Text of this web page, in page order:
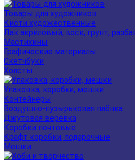
Товары для художников
Кисти художественные
Лак акриловый, воск, грунт,
Мастихины
Графические материалы
Скетчбуки
Холсты
Упаковка, коробки, мешки
Контейнеры
Воздушно-пузырьковая плёнка
Джутовая веревка
Коробки почтовые
Крафт коробки, подарочные
Мешки